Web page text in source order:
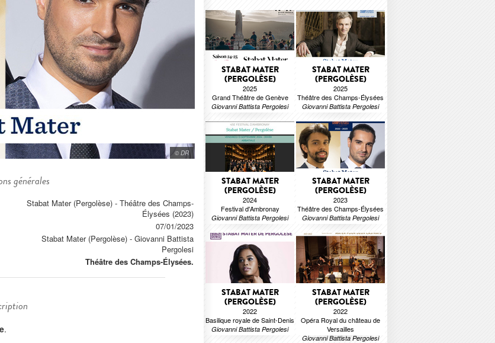
© DR
générales
Stabat Mater (Pergolèse) - Théâtre des Champs-
Élysées (2023)
07/01/2023
Stabat Mater (Pergolèse) - Giovanni Battista
Pergolesi
Théâtre des Champs-Élysées.
.
STABAT MATER
(PERGOLÈSE)
2025
Grand Théâtre de Genève
Giovanni Battista Pergolesi
STABAT MATER
(PERGOLÈSE)
2025
Théâtre des Champs-Élysées
Giovanni Battista Pergolesi
STABAT MATER
(PERGOLÈSE)
2024
Festival d'Ambronay
Giovanni Battista Pergolesi
STABAT MATER
(PERGOLÈSE)
2023
Théâtre des Champs-Élysées
Giovanni Battista Pergolesi
STABAT MATER
(PERGOLÈSE)
2022
Basilique royale de Saint-Denis
Giovanni Battista Pergolesi
STABAT MATER
(PERGOLÈSE)
2022
Opéra Royal du château de
Versailles
Giovanni Battista Pergolesi